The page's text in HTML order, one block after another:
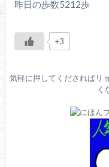
昨日の歩数5212歩
+3
気軽に押してくださればリ
く